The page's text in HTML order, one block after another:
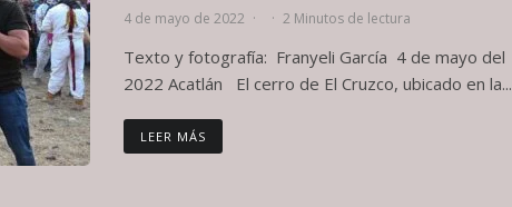
4 de mayo de 2022 · · 2 Minutos de lectura
Texto y fotografía: Franyeli García 4 de mayo del
2022 Acatlán El cerro de El Cruzco, ubicado en la...
LEER MÁS